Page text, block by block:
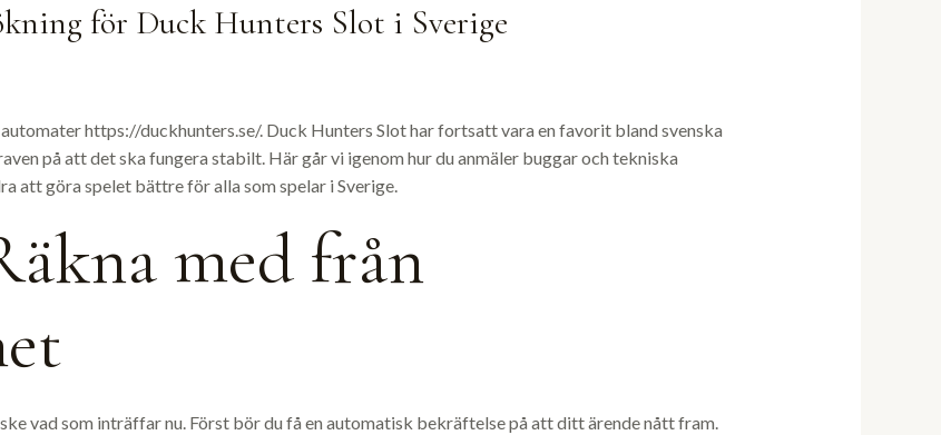
för Duck Hunters Slot i Sverige
https://duckhunters.se/. Duck Hunters Slot har fortsatt vara en favorit bland svenska
på att det ska fungera stabilt. Här går vi igenom hur du anmäler buggar och tekniska
att göra spelet bättre för alla som spelar i Sverige.
med från
vad som inträffar nu. Först bör du få en automatisk bekräftelse på att ditt ärende nått fram.